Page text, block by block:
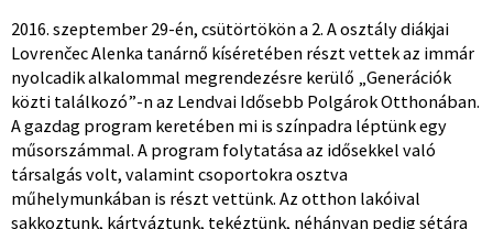
2016. szeptember 29-én, csütörtökön a 2. A osztály diákjai
Lovrenčec Alenka tanárnő kíséretében részt vettek az immár
nyolcadik alkalommal megrendezésre kerülő „Generációk
közti találkozó”-n az Lendvai Idősebb Polgárok Otthonában.
A gazdag program keretében mi is színpadra léptünk egy
műsorszámmal. A program folytatása az idősekkel való
társalgás volt, valamint csoportokra osztva
műhelymunkában is részt vettünk. Az otthon lakóival
sakkoztunk, kártyáztunk, tekéztünk, néhányan pedig sétára